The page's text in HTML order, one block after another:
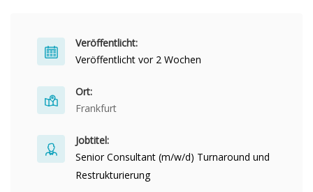
Veröffentlicht:
Veröffentlicht vor 2 Wochen
Ort:
Frankfurt
Jobtitel:
Senior Consultant (m/w/d) Turnaround und
Restrukturierung